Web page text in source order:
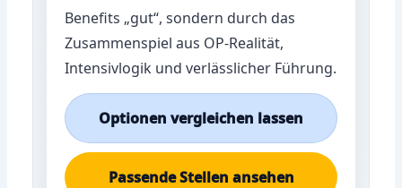
Benefits „gut“, sondern durch das
Zusammenspiel aus OP-Realität,
Intensivlogik und verlässlicher Führung.
Optionen vergleichen lassen
Passende Stellen ansehen